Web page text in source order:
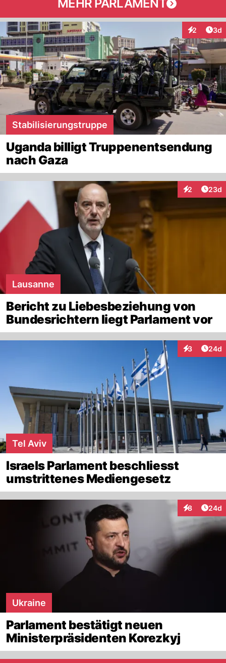
MEHR PARLAMENT
2 3d
Stabilisierungstruppe
Uganda billigt Truppenentsendung
nach Gaza
2
Interaktionen
23d
Lausanne
Bericht zu Liebesbeziehung von
Bundesrichtern liegt Parlament vor
3
Interaktionen
24d
Tel Aviv
Israels Parlament beschliesst
umstrittenes Mediengesetz
8
Interaktionen
24d
Ukraine
Parlament bestätigt neuen
Ministerpräsidenten Korezkyj